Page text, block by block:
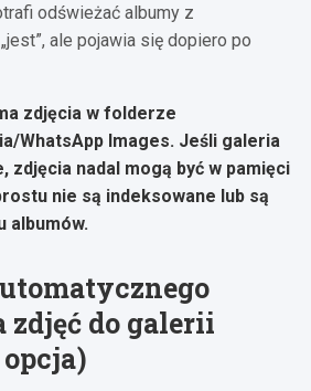
odświeżać albumy z
ale pojawia się dopiero po
zdjęcia w folderze
WhatsApp Images. Jeśli galeria
zdjęcia nadal mogą być w pamięci
nie są indeksowane lub są
albumów.
do galerii